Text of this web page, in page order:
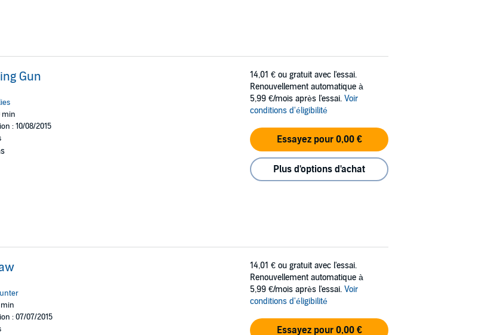
Gun
min
: 10/08/2015
14,01 € ou gratuit avec l'essai.
Renouvellement automatique à
5,99 €/mois après l'essai. Voir
conditions d'éligibilité
Essayez pour 0,00 €
Plus d'options d'achat
min
: 07/07/2015
14,01 € ou gratuit avec l'essai.
Renouvellement automatique à
5,99 €/mois après l'essai. Voir
conditions d'éligibilité
Essayez pour 0,00 €